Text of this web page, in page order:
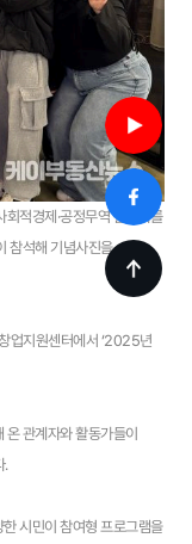
적경제·공정무역 활성화를
참석해 기념사진을
업지원센터에서 ‘2025년
관계자와 활동가들이
.
시민이 참여형 프로그램을